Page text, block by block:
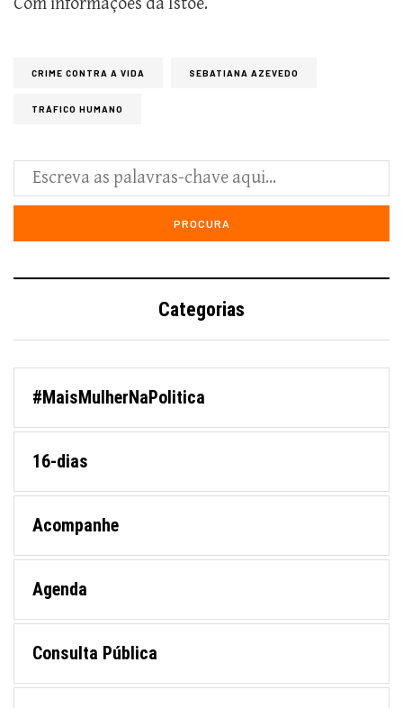
CRIME CONTRA A VIDA SEBATIANA AZEVEDO
TRÁFICO HUMANO
Categorias
#MaisMulherNaPolitica
16-dias
Acompanhe
Agenda
Consulta Pública